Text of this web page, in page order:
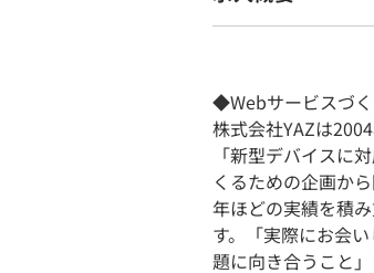
◆Webサービスづ
株式会社YAZは
「新型デバイスに
くるための企画か
年ほどの実績を積
す。「実際にお会
題に向き合うこと